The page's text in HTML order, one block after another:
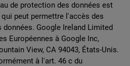
de protection des données est
peut permettre l'accès des
Google Ireland Limited
Européennes à Google Inc,
View, CA 94043, États-Unis.
à l'art. 46 c du